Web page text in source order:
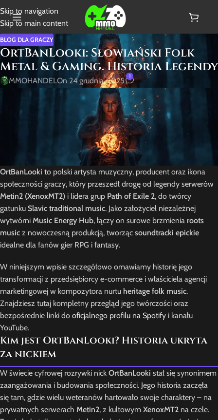
Skip to navigation
Skip to main content
BLOG DLA GRACZY
OrtBanLooki: Słowiański Folk
Metal & Gaming. Historia Legendy
MMOHANDELOn 24 grudnia, 2025 1
OrtBanLooki to polski artysta muzyczny, producent oraz ikona
społeczności graczy, który przeszedł drogę od legendy serwerów
Metin2 (XenoxMT2) i lidera grup Path of Exile 2, do twórcy
gatunku Slavic traditional music. Jako założyciel niezależnej
wytwórni Music Energy Hub, łączy on surowe brzmienia roots
music z nowoczesną produkcją, tworząc soundtracki epickie
idealne dla fanów gier RPG i fantasy.
W niniejszym wpisie szczegółowo omawiamy historię jego
transformacji z przedsiębiorcy e-commerce i właściciela agencji
marketingowej w kompozytora nurtu heritage folk music.
Znajdziesz tutaj kompletny przegląd jego twórczości oraz
bezpośrednie linki do oficjalnego profilu na Spotify i kanału
YouTube.
Kim jest OrtBanLooki? Historia ukryta
za nickiem
W świecie cyfrowej rozrywki nick OrtBanLooki stał się synonimem
zaangażowania i budowania społeczności. Jego historia zaczęła
się tam, gdzie wielu weteranów hartowało swoje charaktery – na
prywatnych serwerach Metin2, z kultowym XenoxMT2 na czele.